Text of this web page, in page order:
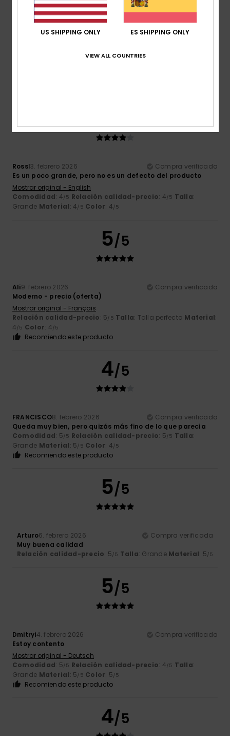
Ross13. febrero 2026
Compra verificada
Es un poco grande, pero no es un defecto del producto
Mostrar original - English
Comodidad: 4/5 Relación calidad-precio: 4/5 Talla:
Grande Material: 4/5 Color: 4/5
5/5
Ali9. febrero 2026
Compra verificada
Moderno - precio (oferta)
Mostrar original - Français
Relación calidad-precio: 5/5 Talla: Talla perfecta Material:
4/5 Color: 4/5
Recomiendo este producto
4/5
FRANCISCO8. febrero 2026
Compra verificada
Queda muy bien, pero quizás más fino de lo que parecía
Comodidad: 5/5 Relación calidad-precio: 5/5 Talla:
Grande Material: 5/5 Color: 4/5
Recomiendo este producto
5/5
Arturo6. febrero 2026
Compra verificada
Muy buena calidad
Relación calidad-precio: 5/5 Talla: Grande Material: 5/5
5/5
Dmitryi4. febrero 2026
Compra verificada
Estoy contento
Mostrar original - Deutsch
Comodidad: 5/5 Relación calidad-precio: 4/5 Talla:
Grande Material: 5/5 Color: 5/5
Recomiendo este producto
4/5
US SHIPPING ONLY ES SHIPPING ONLY
VIEW ALL COUNTRIES